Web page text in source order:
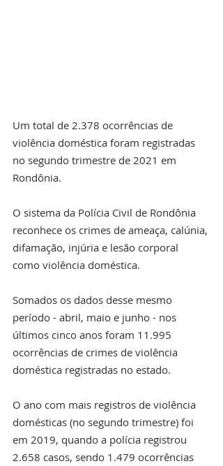
Um total de 2.378 ocorrências de
violência doméstica foram registradas
no segundo trimestre de 2021 em
Rondônia.
O sistema da Polícia Civil de Rondônia
reconhece os crimes de ameaça, calúnia,
difamação, injúria e lesão corporal
como violência doméstica.
Somados os dados desse mesmo
período - abril, maio e junho - nos
últimos cinco anos foram 11.995
ocorrências de crimes de violência
doméstica registradas no estado.
O ano com mais registros de violência
domésticas (no segundo trimestre) foi
em 2019, quando a polícia registrou
2.658 casos, sendo 1.479 ocorrências